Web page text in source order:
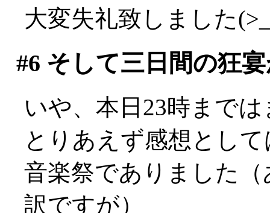
大変失礼致しました
#6 そして三日間の狂
いや、本日23時まで
とりあえず感想とし
音楽祭でありました
訳ですが）